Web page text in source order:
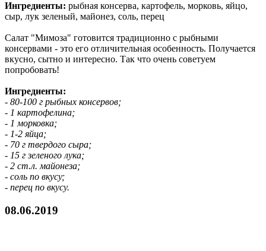
Ингредиенты: рыбная консерва, картофель, морковь, яйцо,
сыр, лук зеленый, майонез, соль, перец
Салат "Мимоза" готовится традиционно с рыбными
консервами - это его отличительная особенность. Получается
вкусно, сытно и интересно. Так что очень советуем
попробовать!
Ингредиенты:
- 80-100 г рыбных консервов;
- 1 картофелина;
- 1 морковка;
- 1-2 яйца;
- 70 г твердого сыра;
- 15 г зеленого лука;
- 2 ст.л. майонеза;
- соль по вкусу;
- перец по вкусу.
08.06.2019